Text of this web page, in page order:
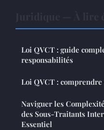
Loi QVCT : guide
responsabilités
Loi QVCT :
Naviguer les
des Sous-Traitants
Essentiel